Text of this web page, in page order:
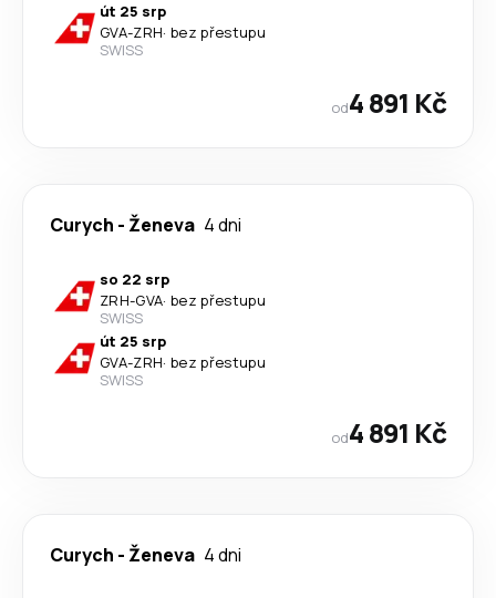
út 25 srp
GVA-ZRH· bez přestupu
SWISS
od4 891 Kč
Curych - Ženeva 4 dni
so 22 srp
ZRH-GVA· bez přestupu
SWISS
út 25 srp
GVA-ZRH· bez přestupu
SWISS
od4 891 Kč
Curych - Ženeva 4 dni